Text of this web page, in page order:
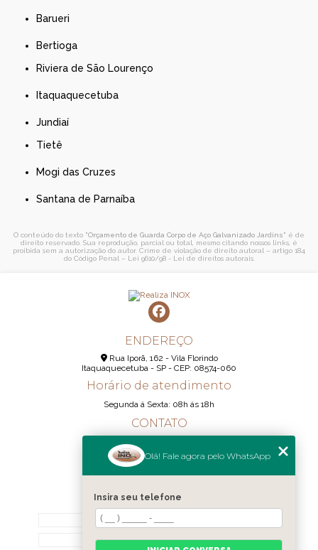
Barueri
Bertioga
Riviera de São Lourenço
Itaquaquecetuba
Jundiaí
Tietê
Mogi das Cruzes
Santana de Parnaíba
O conteúdo do texto "Orçamento de Guarda Corpo de Aço Galvanizado Jardins" é de
direito reservado. Sua reprodução, parcial ou total, mesmo citando nossos links, é
proibida sem a autorização do autor. Crime de violação de direito autoral – artigo 184
do Código Penal – Lei 9610/98 - Lei de direitos autorais.
ENDEREÇO
Rua Iporã, 162 - Vila Florindo
Itaquaquecetuba - SP - CEP: 08574-060
Horário de atendimento
Segunda á Sexta: 08h ás 18h
CONTATO
(11) 98189-1344
MENU
HOME
QUEM SOMOS
Olá! Fale agora pelo WhatsApp
Insira seu telefone